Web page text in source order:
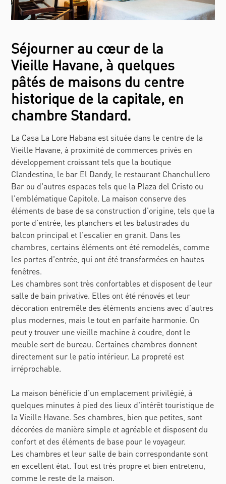
Séjourner au cœur de la
Vieille Havane, à quelques
pâtés de maisons du centre
historique de la capitale, en
chambre Standard.
La Casa La Lore Habana est située dans le centre de la
Vieille Havane, à proximité de commerces privés en
développement croissant tels que la boutique
Clandestina, le bar El Dandy, le restaurant Chanchullero
Bar ou d'autres espaces tels que la Plaza del Cristo ou
l'emblématique Capitole. La maison conserve des
éléments de base de sa construction d'origine, tels que la
porte d'entrée, les planchers et les balustrades du
balcon principal et l'escalier en granit. Dans les
chambres, certains éléments ont été remodelés, comme
les portes d'entrée, qui ont été transformées en hautes
fenêtres.
Les chambres sont très confortables et disposent de leur
salle de bain privative. Elles ont été rénovés et leur
décoration entremêle des éléments anciens avec d'autres
plus modernes, mais le tout en parfaite harmonie. On
peut y trouver une vieille machine à coudre, dont le
meuble sert de bureau. Certaines chambres donnent
directement sur le patio intérieur. La propreté est
irréprochable.
La maison bénéficie d'un emplacement privilégié, à
quelques minutes à pied des lieux d'intérêt touristique de
la Vieille Havane. Ses chambres, bien que petites, sont
décorées de manière simple et agréable et disposent du
confort et des éléments de base pour le voyageur.
Les chambres et leur salle de bain correspondante sont
en excellent état. Tout est très propre et bien entretenu,
comme le reste de la maison.